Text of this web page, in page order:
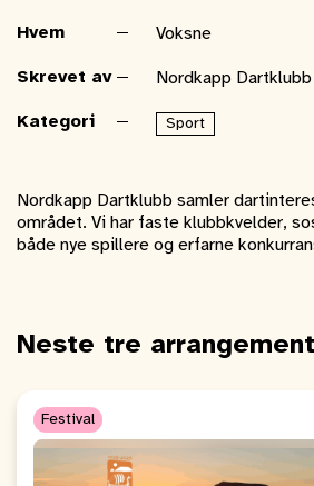
Hvem Voksne
Skrevet av Nordkapp Dartklubb
Kategori Sport
Nordkapp Dartklubb samler
området. Vi har faste klubbkvelder,
både nye spillere og erfarne
Neste tre
Festival